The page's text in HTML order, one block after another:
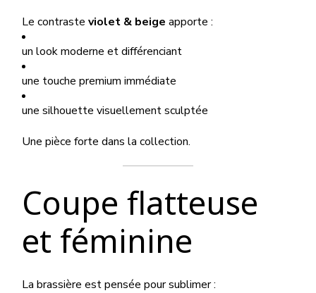
Le contrasteviolet & beige apporte :
un look moderne et différenciant
une touche premium immédiate
une silhouette visuellement sculptée
Une pièce forte dans la collection.
Coupe flatteuse
et féminine
La brassière est pensée pour sublimer :